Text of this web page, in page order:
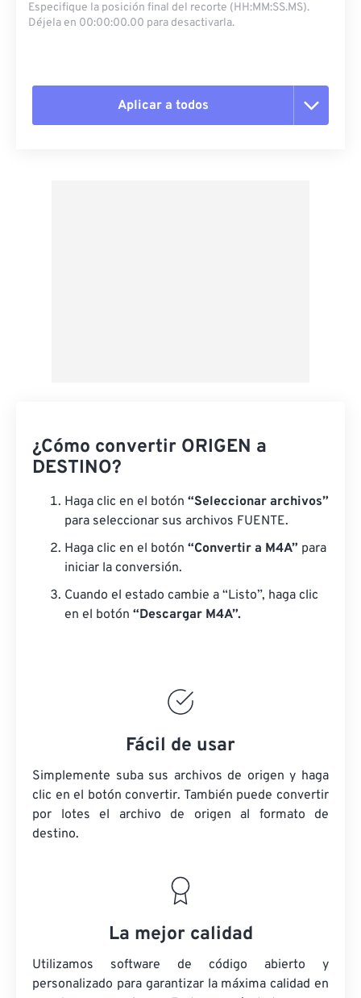
Especifique la posición final del recorte (HH:MM:SS.MS).
Déjela en 00:00:00.00 para desactivarla.
Aplicar a todos
¿Cómo convertir ORIGEN a
DESTINO?
Haga clic en el botón “Seleccionar archivos”
para seleccionar sus archivos FUENTE.
Haga clic en el botón “Convertir a M4A” para
iniciar la conversión.
Cuando el estado cambie a “Listo”, haga clic
en el botón “Descargar M4A”.
Fácil de usar
Simplemente suba sus archivos de origen y haga
clic en el botón convertir. También puede convertir
por lotes el archivo de origen al formato de
destino.
La mejor calidad
Utilizamos software de código abierto y
personalizado para garantizar la máxima calidad en